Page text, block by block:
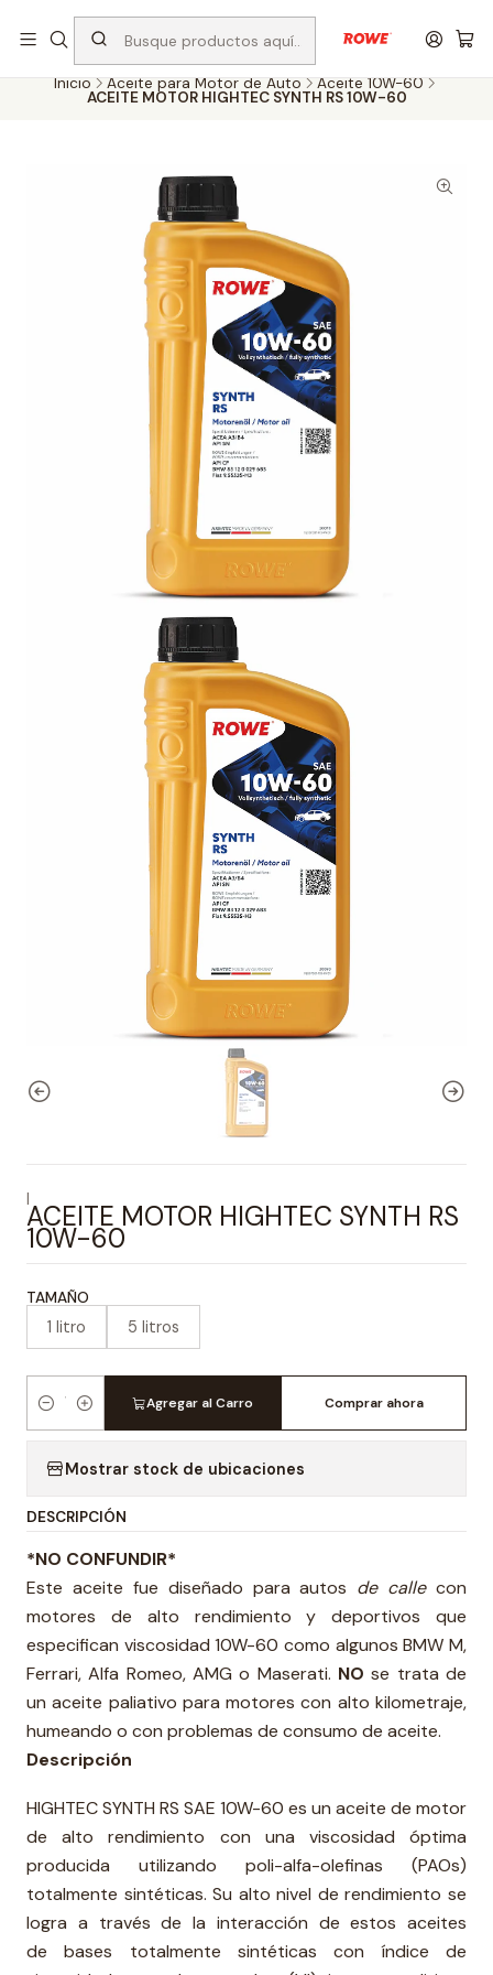
Despacho rápido a todo Chile
Inicio Aceite para Motor de Auto Aceite 10W-60
ACEITE MOTOR HIGHTEC SYNTH RS 10W-60
|
ACEITE MOTOR HIGHTEC SYNTH RS
10W-60
TAMAÑO
1 litro 5 litros
Cantidad
Agregar al Carro Comprar ahora
Mostrar stock de ubicaciones
DESCRIPCIÓN
*NO CONFUNDIR*
Este aceite fue diseñado para autos de callecon
motores de alto rendimiento y deportivos que
especifican viscosidad 10W-60 como algunos BMW M,
Ferrari, Alfa Romeo, AMG o Maserati. NO se trata de
un aceite paliativo para motores con alto kilometraje,
humeando o con problemas de consumo de aceite.
Descripción
HIGHTEC SYNTH RS SAE 10W-60 es un aceite de motor
de alto rendimiento con una viscosidad óptima
producida utilizando poli-alfa-olefinas (PAOs)
totalmente sintéticas. Su alto nivel de rendimiento se
logra a través de la interacción de estos aceites
de bases totalmente sintéticas con índice de